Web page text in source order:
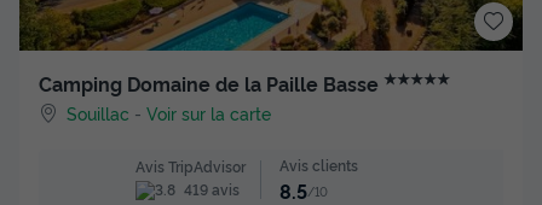
Camping Domaine de la Paille Basse ★★★★★
Souillac -Voir sur la carte
Avis TripAdvisor
419 avis
Avis clients
8.5/10